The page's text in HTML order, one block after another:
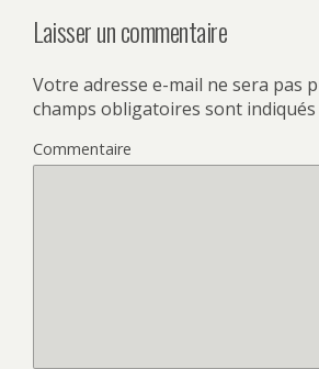
Laisser un commentaire
Votre adresse e-mail ne sera pas
champs obligatoires sont indiqués
Commentaire